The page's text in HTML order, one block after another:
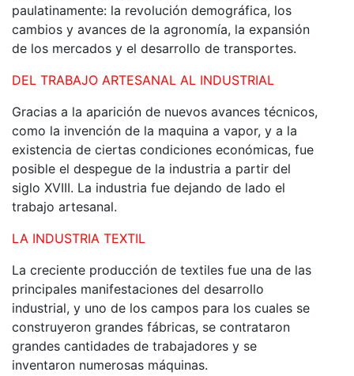
paulatinamente: la revolución demográfica, los
cambios y avances de la agronomía, la expansión
de los mercados y el desarrollo de transportes.
DEL TRABAJO ARTESANAL AL INDUSTRIAL
Gracias a la aparición de nuevos avances técnicos,
como la invención de la maquina a vapor, y a la
existencia de ciertas condiciones económicas, fue
posible el despegue de la industria a partir del
siglo XVIII. La industria fue dejando de lado el
trabajo artesanal.
LA INDUSTRIA TEXTIL
La creciente producción de textiles fue una de las
principales manifestaciones del desarrollo
industrial, y uno de los campos para los cuales se
construyeron grandes fábricas, se contrataron
grandes cantidades de trabajadores y se
inventaron numerosas máquinas.